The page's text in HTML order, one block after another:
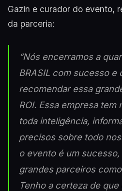
Gazin e curador do evento,
da parceria:
“Nós encerramos a
BRASIL com sucesso e
recomendar essa
ROI. Essa empresa tem
toda inteligência,
precisos sobre todo
o evento é um
grandes parceiros
Tenho a certeza de que